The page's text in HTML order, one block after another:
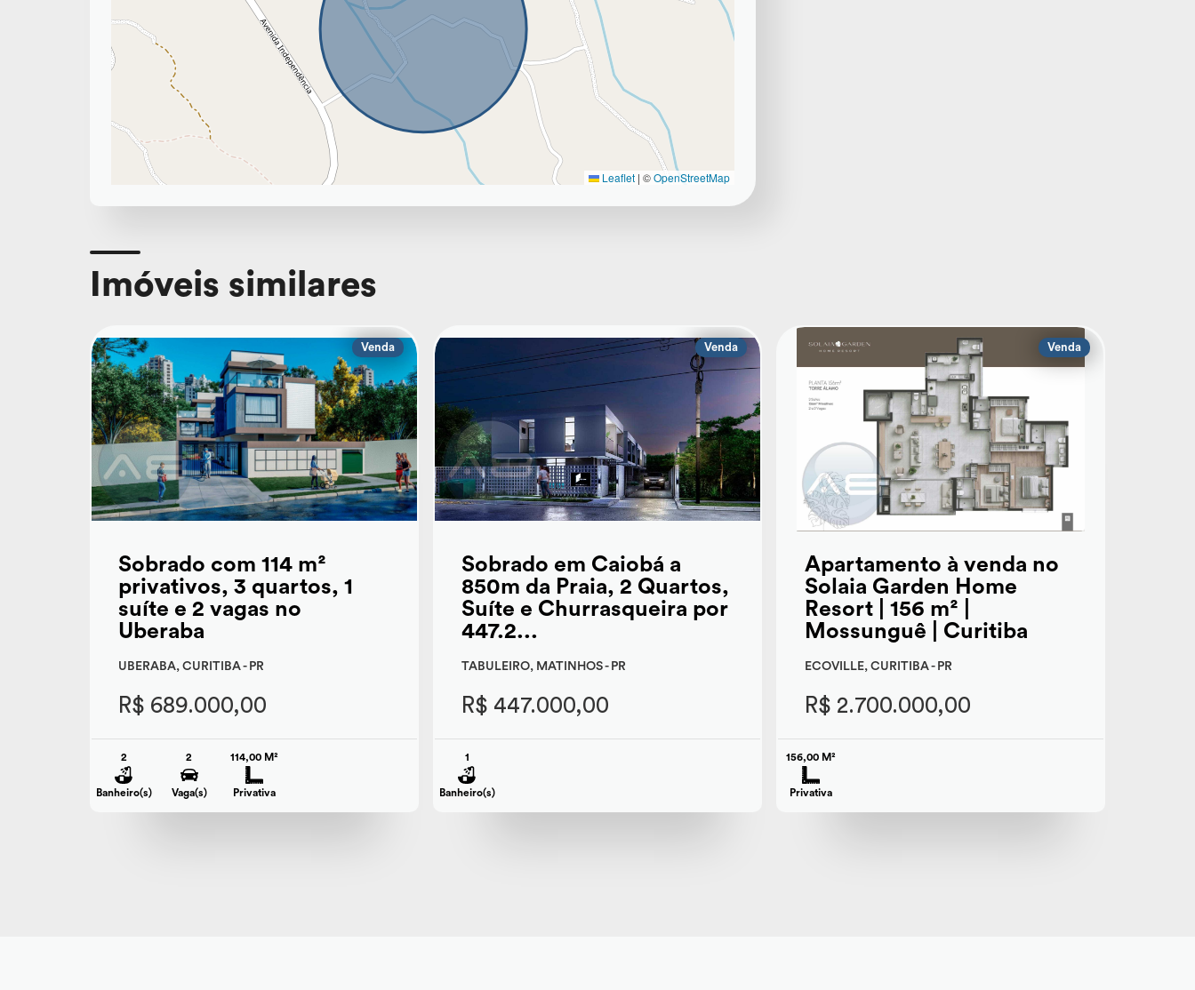
Leaflet | ©OpenStreetMap
Imóveis similares
Venda
Sobrado com 114 m²
privativos, 3 quartos, 1
suíte e 2 vagas no
Uberaba
UBERABA, CURITIBA - PR
R$ 689.000,00
2
Banheiro(s)
2
Vaga(s)
114,00 M²
Privativa
Venda
Sobrado em Caiobá a
850m da Praia, 2 Quartos,
Suíte e Churrasqueira por
447.2...
TABULEIRO, MATINHOS - PR
R$ 447.000,00
1
Banheiro(s)
Venda
Apartamento à venda no
Solaia Garden Home
Resort | 156 m² |
Mossunguê | Curitiba
ECOVILLE, CURITIBA - PR
R$ 2.700.000,00
156,00 M²
Privativa